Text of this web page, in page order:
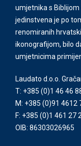
umjetnika s Biblijom
jedinstvena je po
renomiranih
ikonografijom, bilo
umjetnicima
Laudato d.o.o.
T: +385 (0)1 46 46
M: +385 (0)91 4612
F: +385 (0)1 461 27
OIB: 86303026965